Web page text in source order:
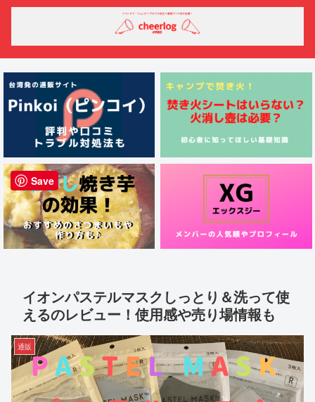
イオンパステルマスクしっとり＆洗って使
えるのレビュー！使用感や売り場情報も
通販
Save